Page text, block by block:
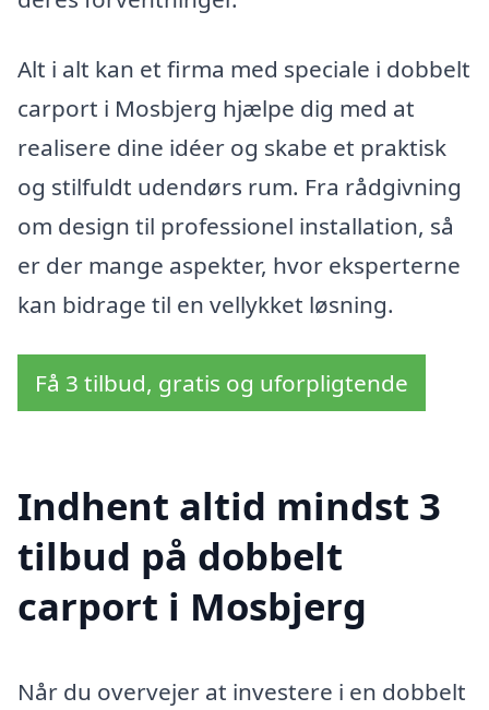
Alt i alt kan et firma med speciale i dobbelt
carport i Mosbjerg hjælpe dig med at
realisere dine idéer og skabe et praktisk
og stilfuldt udendørs rum. Fra rådgivning
om design til professionel installation, så
er der mange aspekter, hvor eksperterne
kan bidrage til en vellykket løsning.
Få 3 tilbud, gratis og uforpligtende
Indhent altid mindst 3
tilbud på dobbelt
carport i Mosbjerg
Når du overvejer at investere i en dobbelt